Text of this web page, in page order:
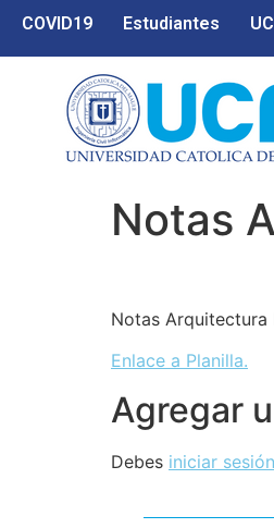
COVID19 Estudiantes
Notas
Notas Arquitectura
Enlace a Planilla.
Agregar
Debes iniciar sesión